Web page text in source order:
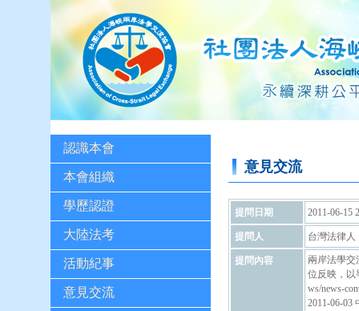
認識本會
本會組織
學歷認證
大陸法考
活動紀事
意見交流
意見交流
提問日期 2011-06-15
提問人 台灣法律人
提問內容
兩岸法學
位反映，以
ws/news-
2011-06-